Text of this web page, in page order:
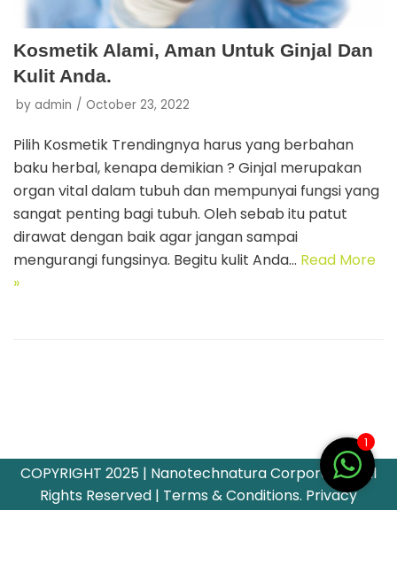
Kosmetik Alami, Aman Untuk Ginjal Dan
Kulit Anda.
by admin October 23, 2022
Pilih Kosmetik Trendingnya harus yang berbahan
baku herbal, kenapa demikian ? Ginjal merupakan
organ vital dalam tubuh dan mempunyai fungsi yang
sangat penting bagi tubuh. Oleh sebab itu patut
dirawat dengan baik agar jangan sampai
mengurangi fungsinya. Begitu kulit Anda… Read More
»
COPYRIGHT 2025 | Nanotechnatura Corporation All
Rights Reserved | Terms & Conditions. Privacy
1